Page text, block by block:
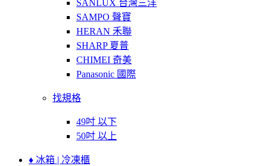
SANLUX 台灣三洋
SAMPO 聲寶
HERAN 禾聯
SHARP 夏普
CHIMEI 奇美
Panasonic 國際
找規格
49吋 以下
50吋 以上
♦ 冰箱 | 冷凍櫃